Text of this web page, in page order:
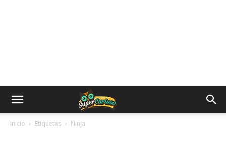
Inicio Etiquetas Ninja